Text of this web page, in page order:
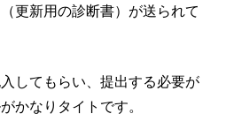
更新用の診断書）が送られて
してもらい、提出する必要が
かなりタイトです。